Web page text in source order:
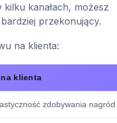
kanałach, możesz
przekonujący.
na klienta:
na klienta
zdobywania nagród